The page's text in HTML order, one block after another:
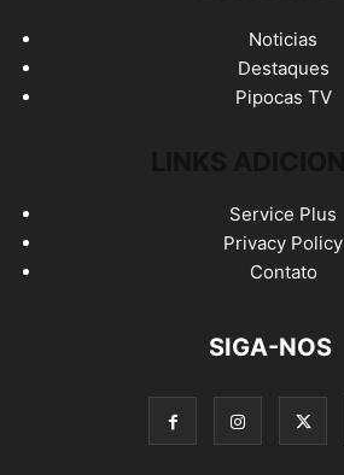
Noticias
Destaques
Pipocas TV
Service Plus
Privacy Policy
Contato
SIGA-NOS